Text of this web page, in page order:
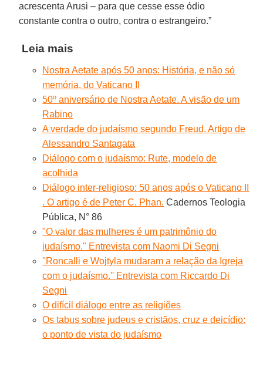
acrescenta Arusi – para que cesse esse ódio
constante contra o outro, contra o estrangeiro.”
Leia mais
Nostra Aetate após 50 anos: História, e não só
memória, do Vaticano II
50º aniversário de Nostra Aetate. A visão de um
Rabino
A verdade do judaísmo segundo Freud. Artigo de
Alessandro Santagata
Diálogo com o judaísmo: Rute, modelo de
acolhida
Diálogo inter-religioso: 50 anos após o Vaticano II
. O artigo é de Peter C. Phan. Cadernos Teologia
Pública, N° 86
"O valor das mulheres é um patrimônio do
judaísmo." Entrevista com Naomi Di Segni
''Roncalli e Wojtyla mudaram a relação da Igreja
com o judaísmo.'' Entrevista com Riccardo Di
Segni
O difícil diálogo entre as religiões
Os tabus sobre judeus e cristãos, cruz e deicídio:
o ponto de vista do judaísmo